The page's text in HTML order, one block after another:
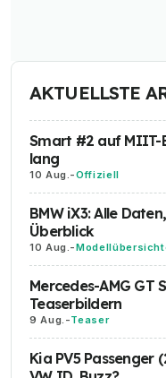
AKTUELLSTE
Smart #2 auf MIIT-
lang
10 Aug.-Offiziell
BMW iX3: Alle
Überblick
10 Aug.-
Mercedes-AMG GT
Teaserbildern
9 Aug. -Teaser
Kia PV5 Passenger